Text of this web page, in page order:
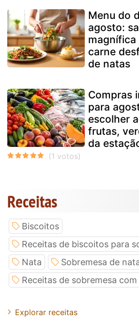
Menu do
agosto:
magnífica
carne
de natas
Compras
para
escolher
frutas,
da
Receitas
Biscoitos
Receitas de biscoitos para
Nata
Sobremesa de
Receitas de sobremesa
Explorar receitas